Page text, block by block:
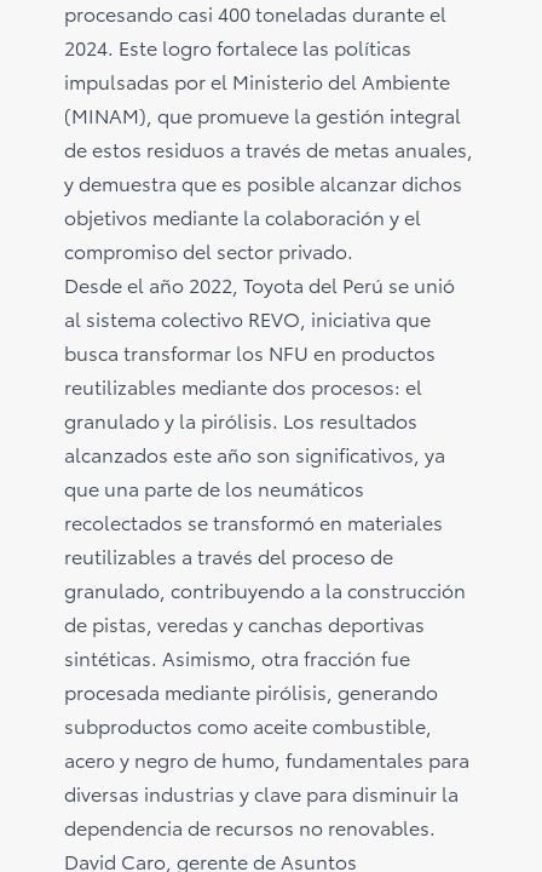
procesando casi 400 toneladas durante el
2024. Este logro fortalece las políticas
impulsadas por el Ministerio del Ambiente
(MINAM), que promueve la gestión integral
de estos residuos a través de metas anuales,
y demuestra que es posible alcanzar dichos
objetivos mediante la colaboración y el
compromiso del sector privado.
Desde el año 2022, Toyota del Perú se unió
al sistema colectivo REVO, iniciativa que
busca transformar los NFU en productos
reutilizables mediante dos procesos: el
granulado y la pirólisis. Los resultados
alcanzados este año son significativos, ya
que una parte de los neumáticos
recolectados se transformó en materiales
reutilizables a través del proceso de
granulado, contribuyendo a la construcción
de pistas, veredas y canchas deportivas
sintéticas. Asimismo, otra fracción fue
procesada mediante pirólisis, generando
subproductos como aceite combustible,
acero y negro de humo, fundamentales para
diversas industrias y clave para disminuir la
dependencia de recursos no renovables.
David Caro, gerente de Asuntos